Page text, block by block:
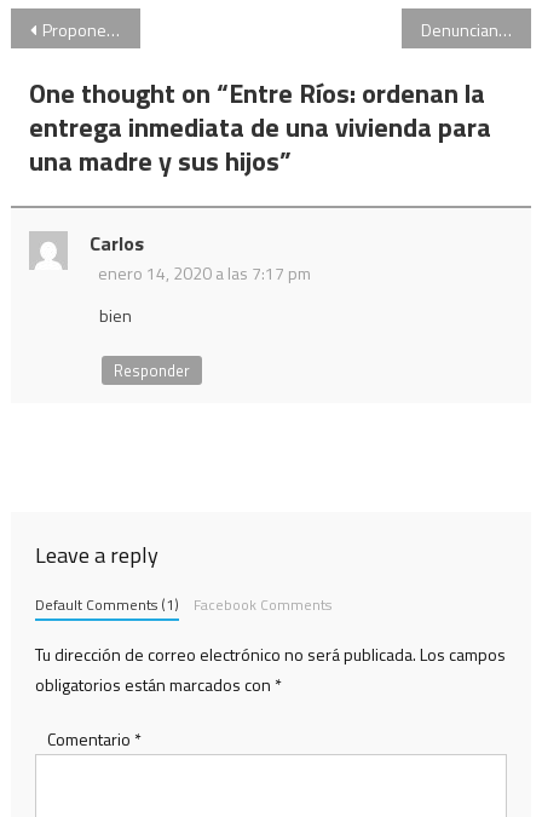
Navegación
de
entradas
Proponen que los protectores solares tengan cobertura médica en Buenos Aires Denuncian a Alberto Fernández, Cafiero y Guzmán por la designación de un director del Banco Nación
One thought on “Entre Ríos: ordenan la
entrega inmediata de una vivienda para
una madre y sus hijos”
Carlos
enero 14, 2020 a las 7:17 pm
bien
Responder
Leave a reply
Default Comments (1) Facebook Comments
Tu dirección de correo electrónico no será publicada.Los campos
obligatorios están marcados con *
Comentario *